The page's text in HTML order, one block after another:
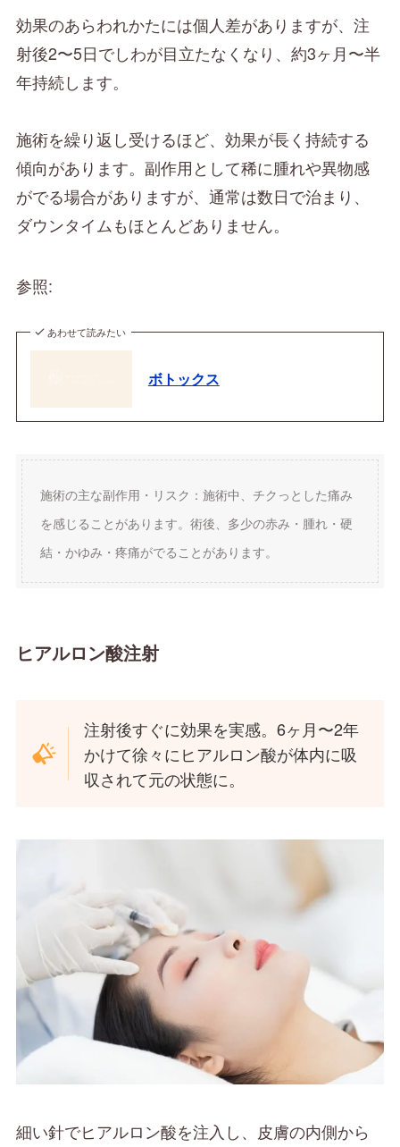
効果のあらわれかたには個人差がありますが、注
射後2〜5日でしわが目立たなくなり、約3ヶ月〜半
年持続します。
施術を繰り返し受けるほど、効果が長く持続する
傾向があります。副作用として稀に腫れや異物感
がでる場合がありますが、通常は数日で治まり、
ダウンタイムもほとんどありません。
参照:
あわせて読みたい
ボトックス
施術の主な副作用・リスク：施術中、チクっとした痛み
を感じることがあります。術後、多少の赤み・腫れ・硬
結・かゆみ・疼痛がでることがあります。
ヒアルロン酸注射
注射後すぐに効果を実感。6ヶ月〜2年
かけて徐々にヒアルロン酸が体内に吸
収されて元の状態に。
細い針でヒアルロン酸を注入し、皮膚の内側から